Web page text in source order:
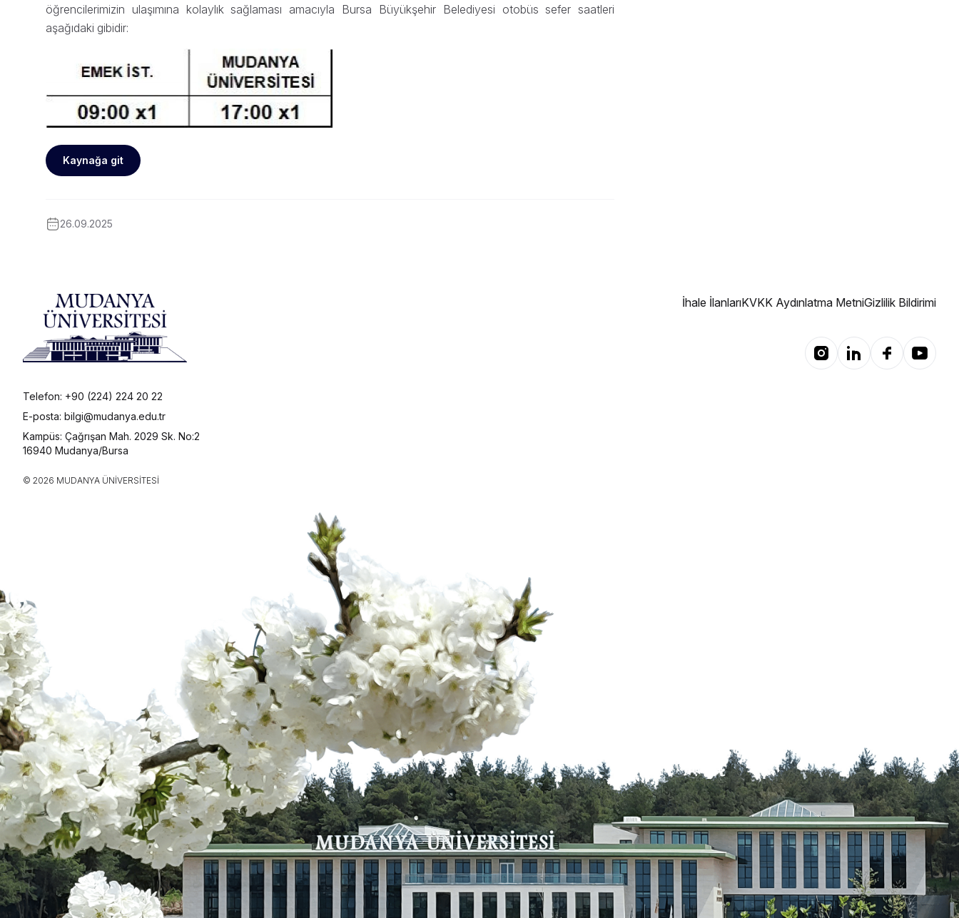
öğrencilerimizin ulaşımına kolaylık sağlaması amacıyla Bursa Büyükşehir Belediyesi otobüs sefer saatleri
aşağıdaki gibidir:
Kaynağa git
26.09.2025
Telefon: +90 (224) 224 20 22
E-posta: bilgi@mudanya.edu.tr
Kampüs: Çağrışan Mah. 2029 Sk. No:2
16940 Mudanya/Bursa
© 2026 MUDANYA ÜNIVERSITESI
İhale İlanlarıKVKK Aydınlatma MetniGizlilik Bildirimi